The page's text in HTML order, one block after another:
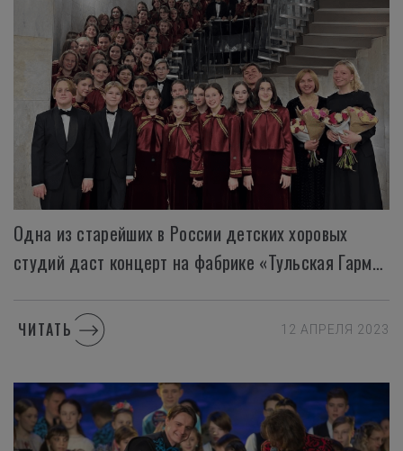
Одна из старейших в России детских хоровых
студий даст концерт на фабрике «Тульская Гармонь»
ЧИТАТЬ 12 АПРЕЛЯ 2023